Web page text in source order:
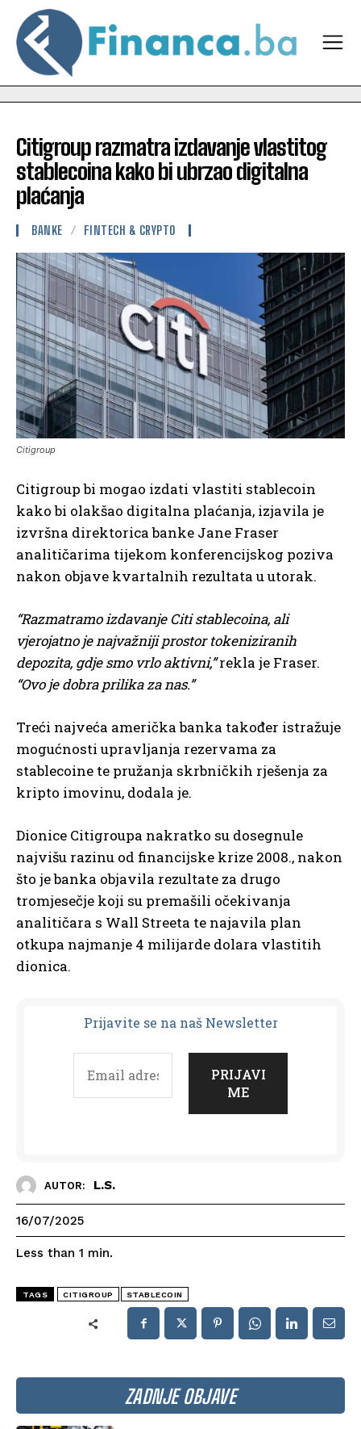
ZADNJE OBJAVE
Citigroup razmatra izdavanje vlastitog
stablecoina kako bi ubrzao digitalna
plaćanja
BANKE FINTECH & CRYPTO
Citigroup
Citigroup bi mogao izdati vlastiti stablecoin
kako bi olakšao digitalna plaćanja, izjavila je
izvršna direktorica banke Jane Fraser
analitičarima tijekom konferencijskog poziva
nakon objave kvartalnih rezultata u utorak.
“Razmatramo izdavanje Citi stablecoina, ali
vjerojatno je najvažniji prostor tokeniziranih
depozita, gdje smo vrlo aktivni,”rekla je Fraser.
“Ovo je dobra prilika za nas.”
Treći najveća američka banka također istražuje
mogućnosti upravljanja rezervama za
stablecoine te pružanja skrbničkih rješenja za
kripto imovinu, dodala je.
Dionice Citigroupa nakratko su dosegnule
najvišu razinu od financijske krize 2008., nakon
što je banka objavila rezultate za drugo
tromjesečje koji su premašili očekivanja
analitičara s Wall Streeta te najavila plan
otkupa najmanje 4 milijarde dolara vlastitih
dionica.
Prijavite se na naš Newsletter
AUTOR: L.S.
16/07/2025
Less than 1 min.
TAGS CITIGROUP STABLECOIN